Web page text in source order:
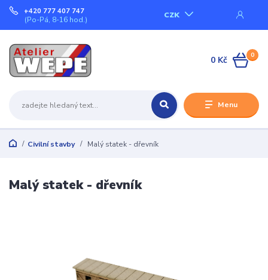
Menu
CZK
+420 777 407 747
(Po-Pá, 8-16 hod.)
0
0 Kč
Civilní stavby Malý statek - dřevník
Malý statek - dřevník